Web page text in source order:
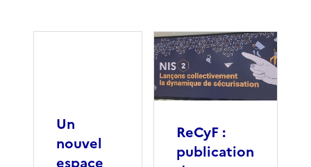
Un
nouvel
espace
ReCyF :
publication